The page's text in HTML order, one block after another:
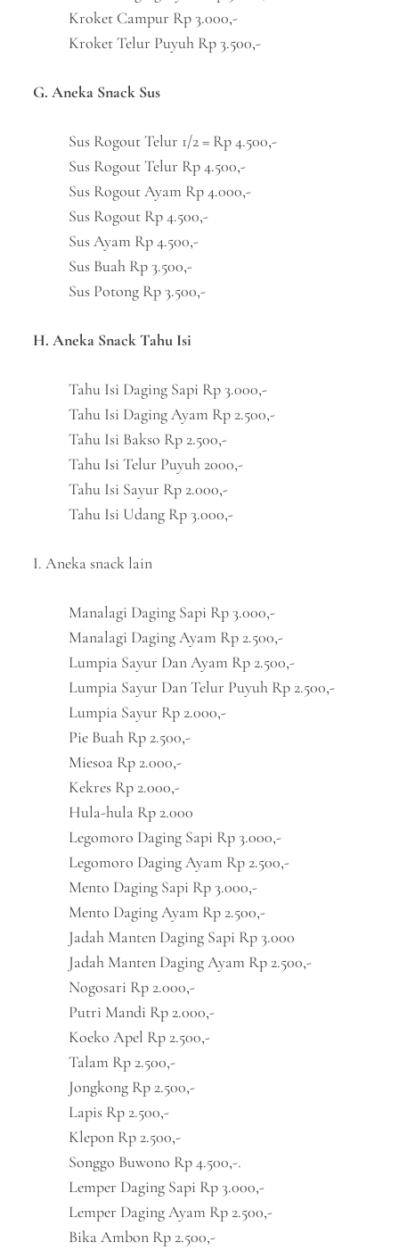
Kroket Campur Rp 3.000,-
Kroket Telur Puyuh Rp 3.500,-
G. Aneka Snack Sus
Sus Rogout Telur 1/2 = Rp 4.500,-
Sus Rogout Telur Rp 4.500,-
Sus Rogout Ayam Rp 4.000,-
Sus Rogout Rp 4.500,-
Sus Ayam Rp 4.500,-
Sus Buah Rp 3.500,-
Sus Potong Rp 3.500,-
H. Aneka Snack Tahu Isi
Tahu Isi Daging Sapi Rp 3.000,-
Tahu Isi Daging Ayam Rp 2.500,-
Tahu Isi Bakso Rp 2.500,-
Tahu Isi Telur Puyuh 2000,-
Tahu Isi Sayur Rp 2.000,-
Tahu Isi Udang Rp 3.000,-
I. Aneka snack lain
Manalagi Daging Sapi Rp 3.000,-
Manalagi Daging Ayam Rp 2.500,-
Lumpia Sayur Dan Ayam Rp 2.500,-
Lumpia Sayur Dan Telur Puyuh Rp 2.500,-
Lumpia Sayur Rp 2.000,-
Pie Buah Rp 2.500,-
Miesoa Rp 2.000,-
Kekres Rp 2.000,-
Hula-hula Rp 2.000
Legomoro Daging Sapi Rp 3.000,-
Legomoro Daging Ayam Rp 2.500,-
Mento Daging Sapi Rp 3.000,-
Mento Daging Ayam Rp 2.500,-
Jadah Manten Daging Sapi Rp 3.000
Jadah Manten Daging Ayam Rp 2.500,-
Nogosari Rp 2.000,-
Putri Mandi Rp 2.000,-
Koeko Apel Rp 2.500,-
Talam Rp 2.500,-
Jongkong Rp 2.500,-
Lapis Rp 2.500,-
Klepon Rp 2.500,-
Songgo Buwono Rp 4.500,-.
Lemper Daging Sapi Rp 3.000,-
Lemper Daging Ayam Rp 2.500,-
Bika Ambon Rp 2.500,-